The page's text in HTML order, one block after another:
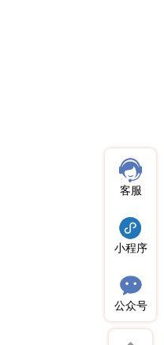
客服
小程序
公众号